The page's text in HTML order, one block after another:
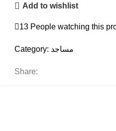
Add to wishlist
13 People watching this
Category: مساجد
Share: